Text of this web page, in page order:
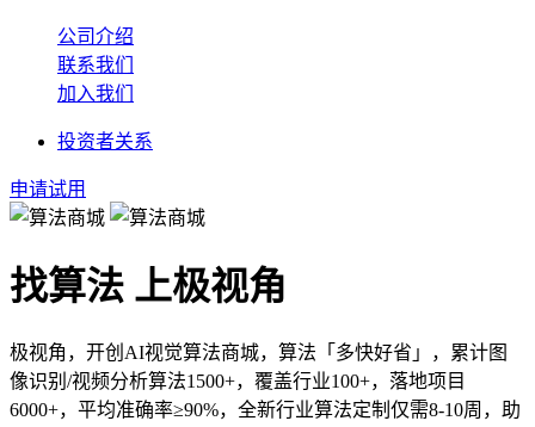
公司介绍
联系我们
加入我们
投资者关系
申请试用
找算法 上极视角
极视角，开创AI视觉算法商城，算法「多快好省」，累计图
像识别/视频分析算法1500+，覆盖行业100+，落地项目
6000+，平均准确率≥90%，全新行业算法定制仅需8-10周，助